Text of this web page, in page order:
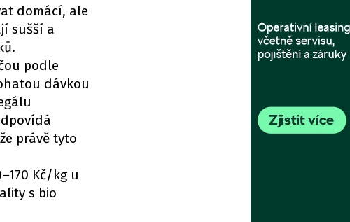
domácí, ale
sušší a
podle
dávkou
právě tyto
Kč/kg u
s bio